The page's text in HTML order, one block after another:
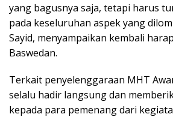
yang bagusnya saja, tetapi harus
pada keseluruhan aspek yang
Sayid, menyampaikan kembali
Baswedan.
Terkait penyelenggaraan MHT
selalu hadir langsung dan
kepada para pemenang dari